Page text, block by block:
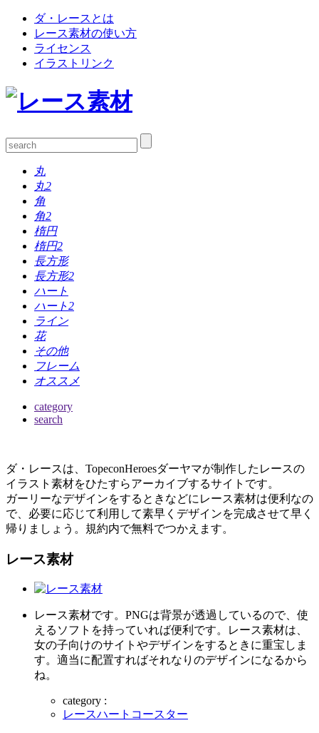
ダ・レースとは
レース素材の使い方
ライセンス
イラストリンク
丸
丸2
角
角2
楕円
楕円2
長方形
長方形2
ハート
ハート2
ライン
花
その他
フレーム
オススメ
category
search
ダ・レースは、TopeconHeroesダーヤマが制作したレースの
イラスト素材をひたすらアーカイブするサイトです。
ガーリーなデザインをするときなどにレース素材は便利なの
で、必要に応じて利用して素早くデザインを完成させて早く
帰りましょう。規約内で無料でつかえます。
レース素材
レース素材です。PNGは背景が透過しているので、使
えるソフトを持っていれば便利です。レース素材は、
女の子向けのサイトやデザインをするときに重宝しま
す。適当に配置すればそれなりのデザインになるから
ね。
category :
レースハートコースター